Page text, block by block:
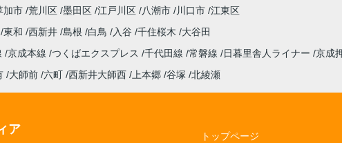
加市 荒川区 墨田区 江戸川区 八潮市 川口市 江東区
東和 西新井 島根 白鳥 入谷 千住桜木
大谷田
京成本線 つくばエクスプレス 千代田線 常磐線 日暮里舎人ライナー 京成
大師前 六町 西新井大師西 上本郷 谷塚 北綾瀬
ア トップページ